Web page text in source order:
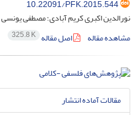
10.22091/PFK.2015.544
نورالدین اکبری کریم آبادی؛ مصطفی یونسی
مشاهده مقاله
اصل مقاله 325.8 K
مقالات آماده انتشار